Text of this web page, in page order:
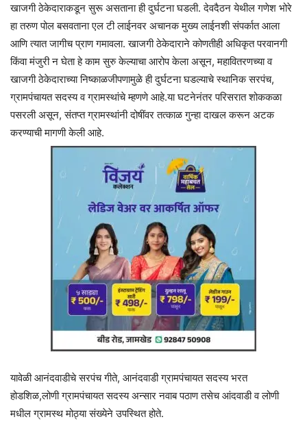
खाजगी ठेकेदाराकडून सुरू असताना ही दुर्घटना घडली. देवदैठन येथील गणेश भोरे
हा तरुण पोल बसवताना एल टी लाईनवर अचानक मुख्य लाईनशी संपर्कात आला
आणि त्यात जागीच प्राण गमावला. खाजगी ठेकेदाराने कोणतीही अधिकृत परवानगी
किंवा मंजुरी न घेता हे काम सुरु केल्याचा आरोप केला असून, महावितरणच्या व
खाजगी ठेकेदाराच्या निष्काळजीपणामुळे ही दुर्घटना घडल्याचे स्थानिक सरपंच,
ग्रामपंचायत सदस्य व ग्रामस्थांचे म्हणणे आहे.या घटनेनंतर परिसरात शोककळा
पसरली असून, संतप्त ग्रामस्थांनी दोषींवर तत्काळ गुन्हा दाखल करून अटक
करण्याची मागणी केली आहे.
यावेळी आनंदवाडीचे सरपंच गीते, आनंदवाडी ग्रामपंचायत सदस्य भरत
होडशिळ,लोणी ग्रामपंचायत सदस्य अन्सार नवाब पठाण तसेच आंदवाडी व लोणी
मधील ग्रामस्थ मोठ्या संख्येने उपस्थित होते.